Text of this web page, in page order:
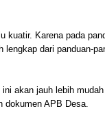
kuatir. Karena pada
lengkap dari panduan-
ini akan jauh lebih
dokumen APB Desa.